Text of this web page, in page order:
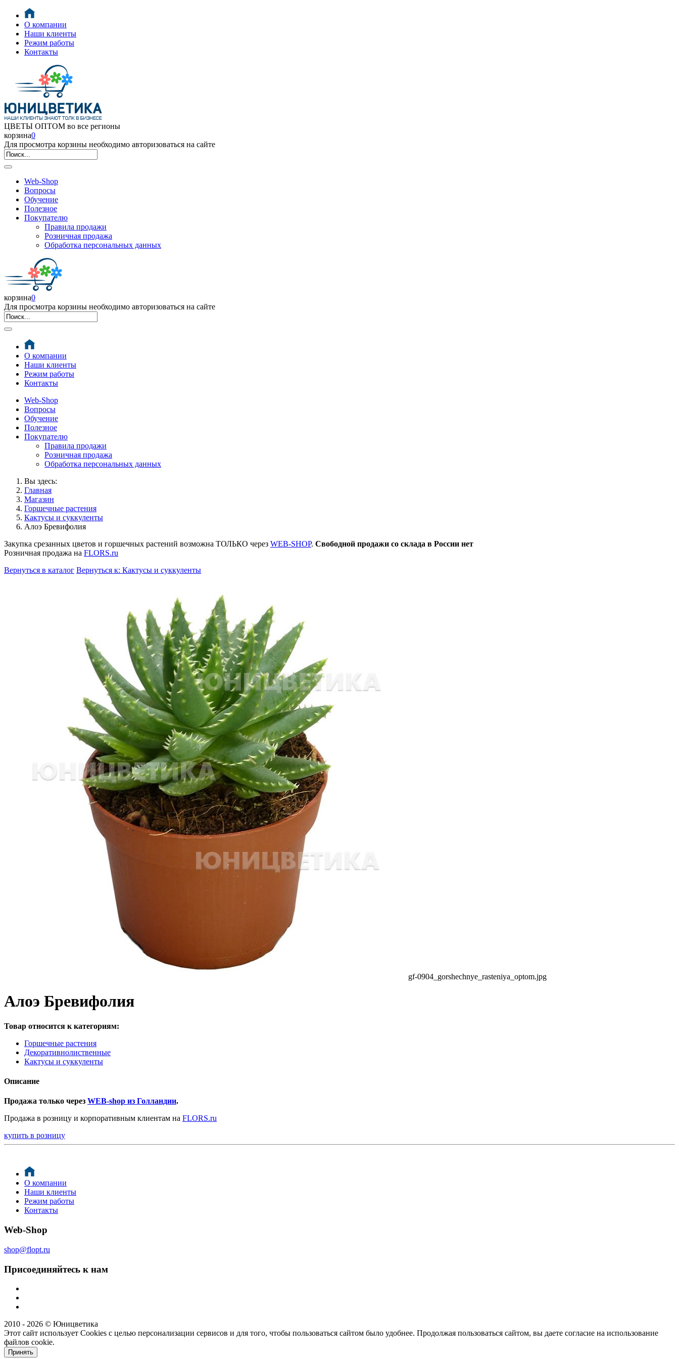
О компании
Наши клиенты
Режим работы
Контакты
ЦВЕТЫ ОПТОМ во все регионы
корзина0
Для просмотра корзины необходимо авторизоваться на сайте
Web-Shop
Вопросы
Обучение
Полезное
Покупателю
Правила продажи
Розничная продажа
Обработка персональных данных
корзина0
Для просмотра корзины необходимо авторизоваться на сайте
О компании
Наши клиенты
Режим работы
Контакты
Web-Shop
Вопросы
Обучение
Полезное
Покупателю
Правила продажи
Розничная продажа
Обработка персональных данных
Вы здесь:
Главная
Магазин
Горшечные растения
Кактусы и суккуленты
Алоэ Бревифолия
Закупка срезанных цветов и горшечных растений возможна ТОЛЬКО через WEB-SHOP. Свободной продажи со склада в России нет
Розничная продажа на FLORS.ru
Вернуться в каталог Вернуться к: Кактусы и суккуленты
gf-0904_gorshechnye_rasteniya_optom.jpg
Алоэ Бревифолия
Товар относится к категориям:
Горшечные растения
Декоративнолиственные
Кактусы и суккуленты
Описание
Продажа только через WEB-shop из Голландии.
Продажа в розницу и корпоративным клиентам на FLORS.ru
купить в розницу
О компании
Наши клиенты
Режим работы
Контакты
Web-Shop
shop@flopt.ru
Присоединяйтесь к нам
2010 - 2026 © Юницветика
Этот сайт использует Cookies с целью персонализации сервисов и для того, чтобы пользоваться сайтом было удобнее. Продолжая пользоваться сайтом, вы даете согласие на использование
файлов cookie.
Принять